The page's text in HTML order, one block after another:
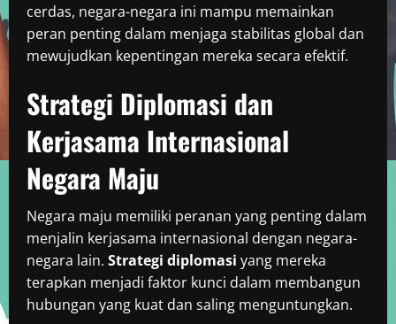
cerdas, negara-negara ini mampu memainkan
peran penting dalam menjaga stabilitas global dan
mewujudkan kepentingan mereka secara efektif.
Strategi Diplomasi dan
Kerjasama Internasional
Negara Maju
Negara maju memiliki peranan yang penting dalam
menjalin kerjasama internasional dengan negara-
negara lain. Strategi diplomasi yang mereka
terapkan menjadi faktor kunci dalam membangun
hubungan yang kuat dan saling menguntungkan.